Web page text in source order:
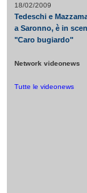
18/02/2009
Tedeschi e
a Saronno, è in
"Caro bugiardo"
Network videonews
Tutte le videonews